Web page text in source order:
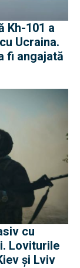
Kh-101 a
Ucraina.
fi angajată
cu
Loviturile
și Lviv